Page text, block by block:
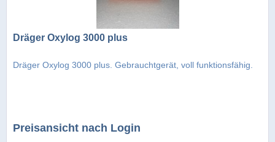
Dräger Oxylog 3000 plus
Dräger Oxylog 3000 plus. Gebrauchtgerät, voll funktionsfähig.
Preisansicht nach Login